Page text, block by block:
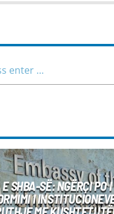
SHBA-SË: NGËRÇI PO
I